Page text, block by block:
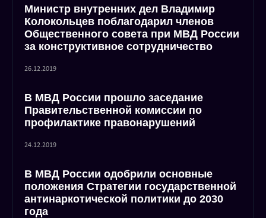
Министр внутренних дел Владимир
Колокольцев поблагодарил членов
Общественного совета при МВД России
за конструктивное сотрудничество
26.12.2019
В МВД России прошло заседание
Правительственной комиссии по
профилактике правонарушений
24.12.2019
В МВД России одобрили основные
положения Стратегии государственной
антинаркотической политики до 2030
года